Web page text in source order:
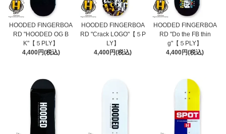
HOODED FINGERBOA
RD "HOODED OG B
K"【５PLY】
4,400円(税込)
HOODED FINGERBOA
RD "Crack LOGO"【５P
LY】
4,400円(税込)
HOODED FINGERBOA
RD "Do the FB thin
g"【５PLY】
4,400円(税込)